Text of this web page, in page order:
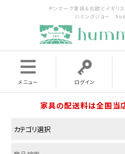
デンマーク家具＆北欧とイギリ
ハミングジョー
メニュー ログイン
家具の配送料は全国当